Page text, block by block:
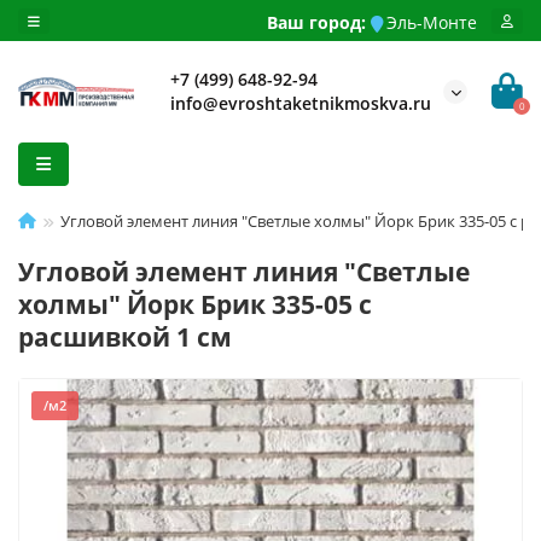
Ваш город: Эль-Монте
+7 (499) 648-92-94
info@evroshtaketnikmoskva.ru
0
Угловой элемент линия "Светлые холмы" Йорк Брик 335-05 c
Угловой элемент линия "Светлые
холмы" Йорк Брик 335-05 c
расшивкой 1 см
/м2